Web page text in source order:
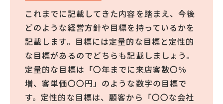
これまでに記載してきた内容を踏まえ、今後
どのような経営方針や目標を持っているかを
記載します。目標には定量的な目標と定性的
な目標があるのでどちらも記載しましょう。
定量的な目標は「〇年までに来店客数〇％
増、客単価〇〇円」のような数字の目標で
す。定性的な目標は、顧客から「〇〇な会社